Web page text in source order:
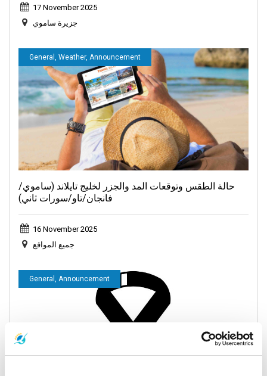
17 November 2025
جزيرة ساموي
General, Weather, Announcement
حالة الطقس وتوقعات المد والجزر لخليج تايلاند (ساموي/
فانجان/تاو/سورات ثاني)
16 November 2025
جميع المواقع
General, Announcement